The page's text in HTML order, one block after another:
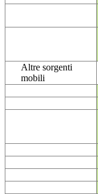
Altre sorgenti
mobili